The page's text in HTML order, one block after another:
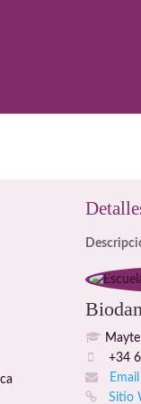
+34
Email
Sitio